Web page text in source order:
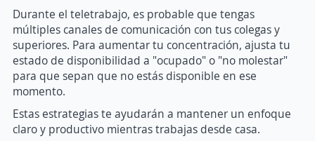
Durante el teletrabajo, es probable que tengas
múltiples canales de comunicación con tus colegas y
superiores. Para aumentar tu concentración, ajusta tu
estado de disponibilidad a "ocupado" o "no molestar"
para que sepan que no estás disponible en ese
momento.
Estas estrategias te ayudarán a mantener un enfoque
claro y productivo mientras trabajas desde casa.